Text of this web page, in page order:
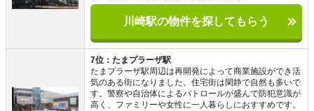
川崎駅の物件を探してもらう
7位：たまプラーザ駅
たまプラーザ駅周辺は再開発によって商業施設ができ活
気のある街になりました。住宅街は閑静で自然も多いで
す。警察や自治体によるパトロールが盛んで防犯意識が
高く、ファミリーや女性に一人暮らしにおすすめです。